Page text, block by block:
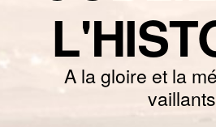
A la gloire et la
vaillants